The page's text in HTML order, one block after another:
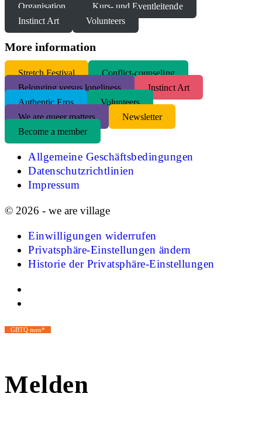
Organisation
Kurs- und Eventleitende
Instinct Art
Volunteers
More information
Stretch Festival
Conflict-counseling
Belonging versus loneliness
Instinct Art
Authentic Eros
Volunteers
We are queer matters
Newsletter
Become a member
Allgemeine Geschäftsbedingungen
Datenschutzrichtlinien
Impressum
© 2026 - we are village
Einwilligungen widerrufen
Privatsphäre-Einstellungen ändern
Historie der Privatsphäre-Einstellungen
GBTQ men*
Melden